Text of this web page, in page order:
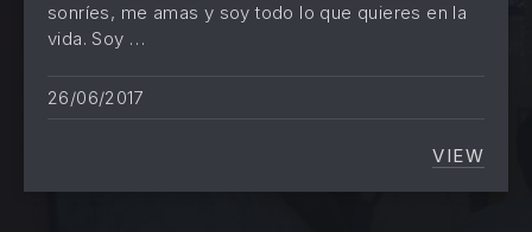
sonríes, me amas y soy todo lo que quieres en la
vida. Soy …
26/06/2017
VIEW
TU